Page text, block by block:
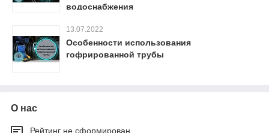
водоснабжения
13.07.2022
Особенности использования
гофрированной трубы
О нас
Рейтинг не сформирован